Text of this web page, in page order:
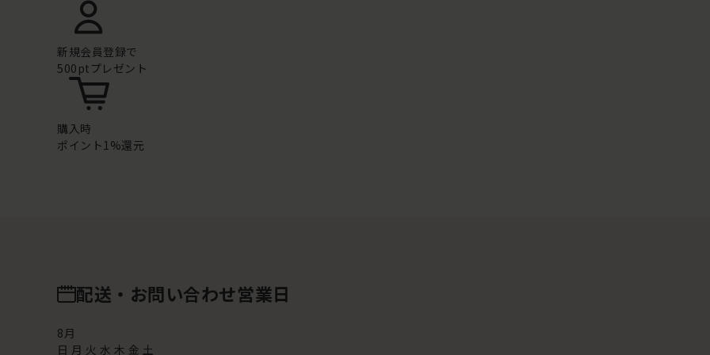
新規会員登録で
500ptプレゼント
購入時
ポイント1%還元
配送・お問い合わせ営業日
8月
日 月 火 水 木 金 土